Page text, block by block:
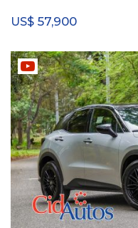
US$ 57,900